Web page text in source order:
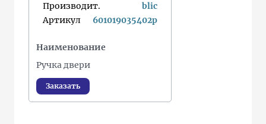
Производит.
blic
Артикул
601019035402p
Наименование
Ручка двери
Заказать